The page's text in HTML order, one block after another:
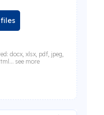
docx, xlsx, pdf, jpeg,
see more